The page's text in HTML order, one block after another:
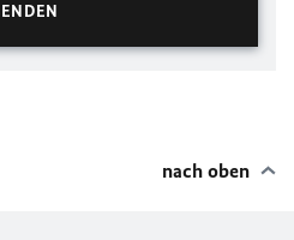
nach oben